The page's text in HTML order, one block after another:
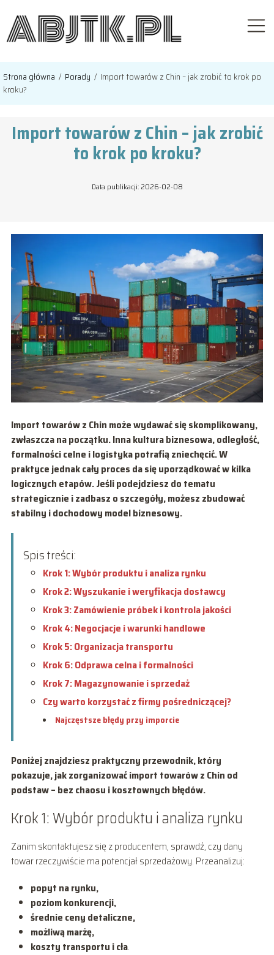
Strona główna / Porady / Import towarów z Chin – jak zrobić to krok po
kroku?
Import towarów z Chin – jak zrobić
to krok po kroku?
Data publikacji: 2026-02-08
Import towarów z Chin może wydawać się skomplikowany,
zwłaszcza na początku. Inna kultura biznesowa, odległość,
formalności celne i logistyka potrafią zniechęcić. W
praktyce jednak cały proces da się uporządkować w kilka
logicznych etapów. Jeśli podejdziesz do tematu
strategicznie i zadbasz o szczegóły, możesz zbudować
stabilny i dochodowy model biznesowy.
Spis treści:
Krok 1: Wybór produktu i analiza rynku
Krok 2: Wyszukanie i weryfikacja dostawcy
Krok 3: Zamówienie próbek i kontrola jakości
Krok 4: Negocjacje i warunki handlowe
Krok 5: Organizacja transportu
Krok 6: Odprawa celna i formalności
Krok 7: Magazynowanie i sprzedaż
Czy warto korzystać z firmy pośredniczącej?
Najczęstsze błędy przy imporcie
Poniżej znajdziesz praktyczny przewodnik, który
pokazuje, jak zorganizować import towarów z Chin od
podstaw – bez chaosu i kosztownych błędów.
Krok 1: Wybór produktu i analiza rynku
Zanim skontaktujesz się z producentem, sprawdź, czy dany
towar rzeczywiście ma potencjał sprzedażowy. Przeanalizuj:
popyt na rynku,
poziom konkurencji,
średnie ceny detaliczne,
możliwą marżę,
koszty transportu i cła.